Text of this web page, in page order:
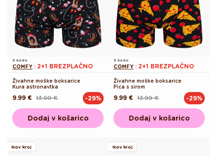
S kodo
COMFY : 2+1 BREZPLAČNO
Živahne moške boksarice
Kura astronavtka
Redna 13.99 €
Akcijska
9.99 € -29%
Dodaj v košarico
S kodo
COMFY : 2+1 BREZPLAČNO
Živahne moške boksarice
Pica s sirom
Redna 13.99 €
Akcijska
9.99 € -29%
Dodaj v košarico
Nov kroj Nov kroj